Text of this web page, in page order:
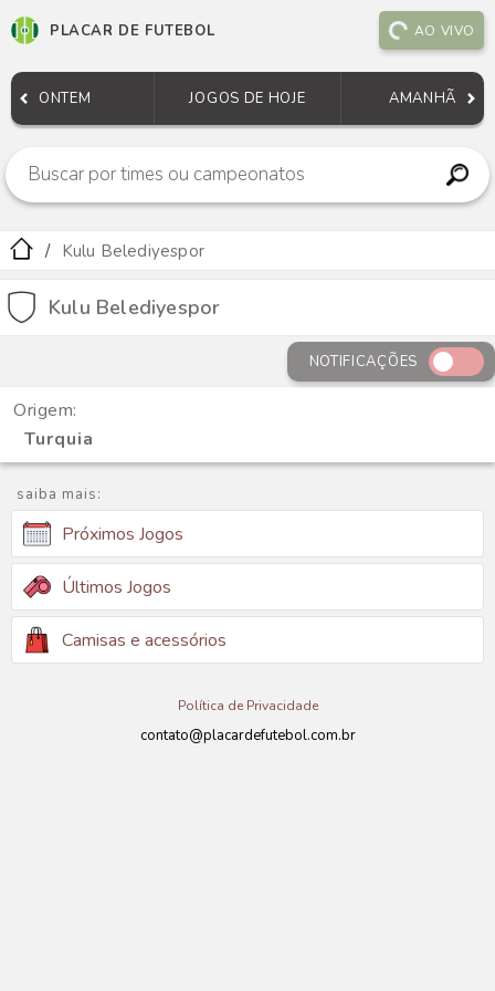
PLACAR DE FUTEBOL AO VIVO
ONTEM JOGOS DE HOJE AMANHÃ
Kulu Belediyespor
Kulu Belediyespor
NOTIFICAÇÕES
Origem:
Turquia
saiba mais:
Próximos Jogos
Últimos Jogos
Camisas e acessórios
Política de Privacidade
contato@placardefutebol.com.br